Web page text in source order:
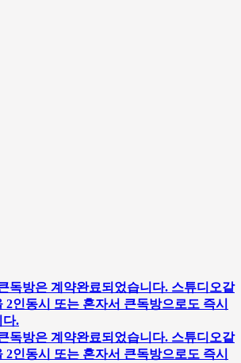
독방은 계약완료되었습니다. 스튜디오같
2인동시 또는 혼자서 큰독방으로도 즉시
다.
독방은 계약완료되었습니다. 스튜디오같
2인동시 또는 혼자서 큰독방으로도 즉시